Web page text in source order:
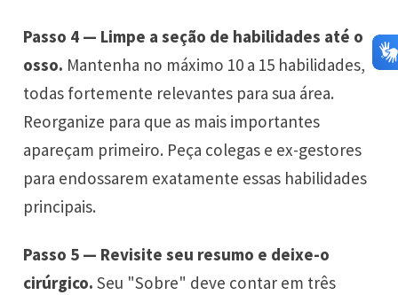
Passo 4 — Limpe a seção de habilidades até o
osso. Mantenha no máximo 10 a 15 habilidades,
todas fortemente relevantes para sua área.
Reorganize para que as mais importantes
apareçam primeiro. Peça colegas e ex-gestores
para endossarem exatamente essas habilidades
principais.
Passo 5 — Revisite seu resumo e deixe-o
cirúrgico. Seu "Sobre" deve contar em três